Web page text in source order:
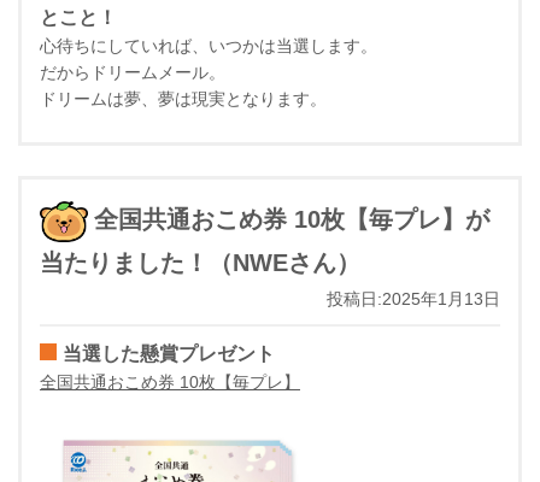
とこと！
心待ちにしていれば、いつかは当選します。
だからドリームメール。
ドリームは夢、夢は現実となります。
全国共通おこめ券 10枚【毎プレ】が
当たりました！（NWEさん）
投稿日:2025年1月13日
当選した懸賞プレゼント
全国共通おこめ券 10枚【毎プレ】